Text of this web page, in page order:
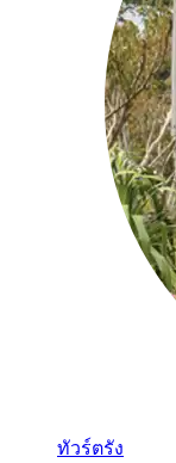
ทัวร์ตรัง